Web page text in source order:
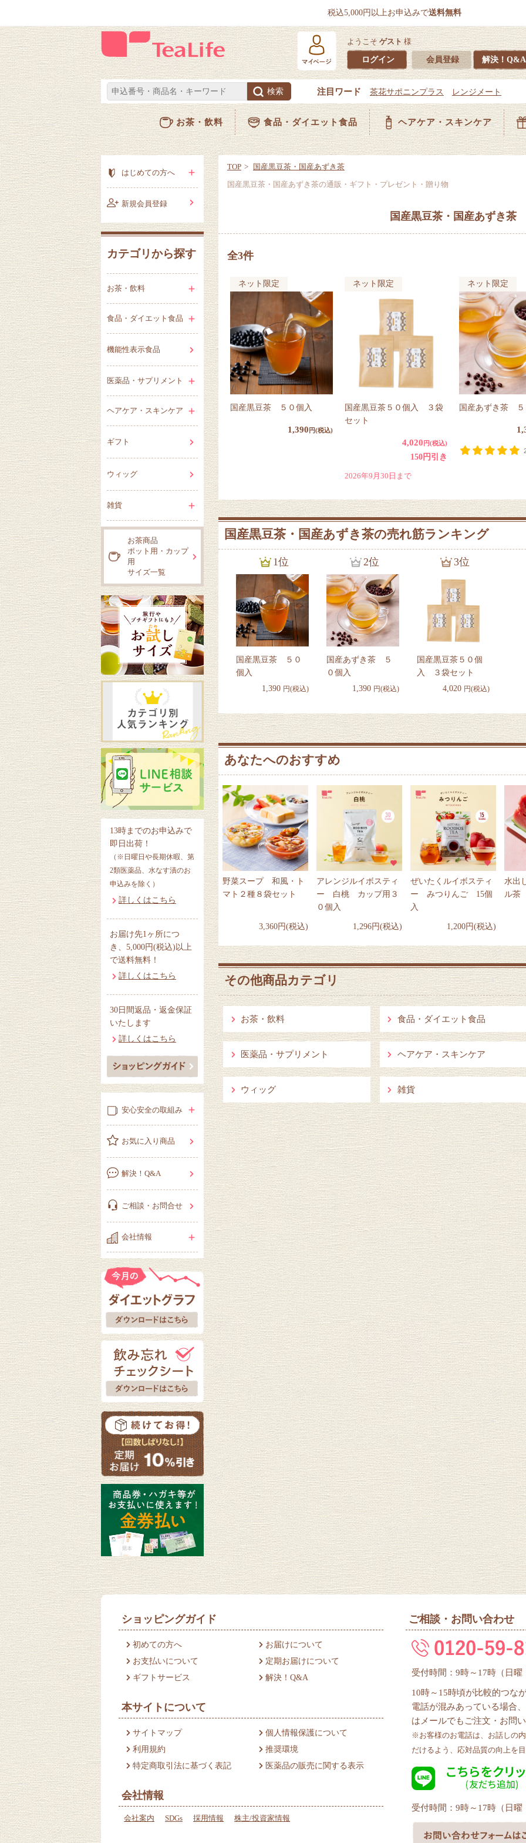
税込5,000円以上お申込みで送料無料
ようこそゲスト 様
ログイン 会員登録 解決！Q&A
お茶・飲料 食品・ダイエット食品 ヘアケア・スキンケア
TOP
国産黒豆茶・国産あずき茶
国産黒豆茶・国産あずき茶の通販・ギフト・プレゼント・贈り物
国産黒豆茶・国産あずき茶
全3件
ネット限定
国産黒豆茶 ５０個入
1,390 円(税込)
ネット限定
国産黒豆茶５０個入 ３袋
セット
4,020 円(税込)
150円引き
2026年9月30日まで
ネット限定
国産あずき茶 ５
国産黒豆茶・国産あずき茶の売れ筋ランキング
1位
国産黒豆茶 ５０
個入
1,390 円(税込)
2位
国産あずき茶 ５
０個入
1,390 円(税込)
3位
国産黒豆茶５０個
入 ３袋セット
4,020 円(税込)
あなたへのおすすめ
野菜スープ 和風・ト
マト２種８袋セット
3,360円(税込)
アレンジルイボスティ
ー 白桃 カップ用３
０個入
1,296円(税込)
ぜいたくルイボスティ
ー みつりんご 15個
入
1,200円(税込)
水出
ル茶
その他商品カテゴリ
お茶・飲料 食品・ダイエット食品
医薬品・サプリメント ヘアケア・スキンケア
ウィッグ 雑貨
はじめての方へ
新規会員登録
カテゴリから探す
お茶・飲料
食品・ダイエット食品
機能性表示食品
医薬品・サプリメント
ヘアケア・スキンケア
ギフト
ウィッグ
雑貨
お茶商品
ポット用・カップ
用
サイズ一覧
13時までのお申込みで
即日出荷！
（※日曜日や長期休暇、第
2類医薬品、水なす漬のお
申込みを除く）
詳しくはこちら
お届け先1ヶ所につ
き、5,000円(税込)以上
で送料無料！
詳しくはこちら
30日間返品・返金保証
いたします
詳しくはこちら
安心安全の取組み
お気に入り商品
解決！Q&A
ご相談・お問合せ
会社情報
ショッピングガイド
初めての方へ
お届けについて
お支払いについて
定期お届けについて
ギフトサービス
解決！Q&A
ご相談・お問い合わせ
受付時間：9時～17時（日曜
10時～15時頃が比較的つな
電話が混みあっている場合
はメールでもご注文・お問
※お客様のお電話は、お話しの
だけるよう、応対品質の向上を
受付時間：9時～17時（日曜
本サイトについて
サイトマップ
個人情報保護について
利用規約
推奨環境
特定商取引法に基づく表記
医薬品の販売に関する表示
会社情報
会社案内 SDGs 採用情報 株主/投資家情報